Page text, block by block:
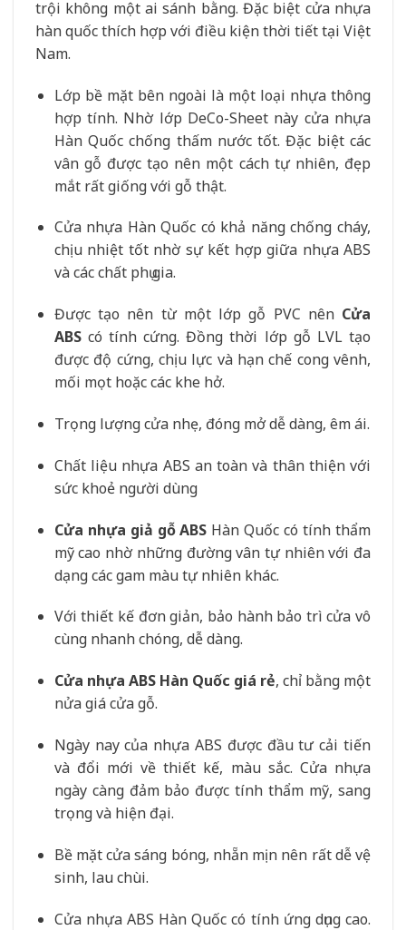
trội không một ai sánh bằng. Đặc biệt cửa nhựa
hàn quốc thích hợp với điều kiện thời tiết tại Việt
Nam.
Lớp bề mặt bên ngoài là một loại nhựa thông
hợp tính. Nhờ lớp DeCo-Sheet này cửa nhựa
Hàn Quốc chống thấm nước tốt. Đặc biệt các
vân gỗ được tạo nên một cách tự nhiên, đẹp
mắt rất giống với gỗ thật.
Cửa nhựa Hàn Quốc có khả năng chống cháy,
chịu nhiệt tốt nhờ sự kết hợp giữa nhựa ABS
và các chất phụ gia.
Được tạo nên từ một lớp gỗ PVC nên Cửa
ABS có tính cứng. Đồng thời lớp gỗ LVL tạo
được độ cứng, chịu lực và hạn chế cong vênh,
mối mọt hoặc các khe hở.
Trọng lượng cửa nhẹ, đóng mở dễ dàng, êm ái.
Chất liệu nhựa ABS an toàn và thân thiện với
sức khoẻ người dùng
Cửa nhựa giả gỗ ABS Hàn Quốc có tính thẩm
mỹ cao nhờ những đường vân tự nhiên với đa
dạng các gam màu tự nhiên khác.
Với thiết kế đơn giản, bảo hành bảo trì cửa vô
cùng nhanh chóng, dễ dàng.
Cửa nhựa ABS Hàn Quốc giá rẻ, chỉ bằng một
nửa giá cửa gỗ.
Ngày nay của nhựa ABS được đầu tư cải tiến
và đổi mới về thiết kế, màu sắc. Cửa nhựa
ngày càng đảm bảo được tính thẩm mỹ, sang
trọng và hiện đại.
Bề mặt cửa sáng bóng, nhẵn mịn nên rất dễ vệ
sinh, lau chùi.
Cửa nhựa ABS Hàn Quốc có tính ứng dụng cao.